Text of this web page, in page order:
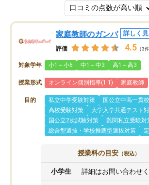
家庭教師のガンバ 詳しく
評価 4.5 （3件
対象学年 小1～小6 中1～中3 高1～高3
授業形式 オンライン個別指導(1:1) 家庭教師
目的 私立中学受験対策
国公立中高一貫
高校受験対策
大学入学共通テスト
国公立2次試験対策
難関私立受験対
総合型選抜・学校推薦型選抜対策
授業料の目安 （税込）
小学生 詳細はお問い合わせ